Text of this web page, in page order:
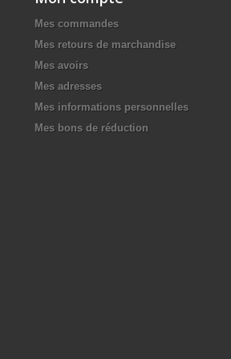
Mes commandes
Mes retours de marchandise
Mes avoirs
Mes adresses
Mes informations personnelles
Mes bons de réduction